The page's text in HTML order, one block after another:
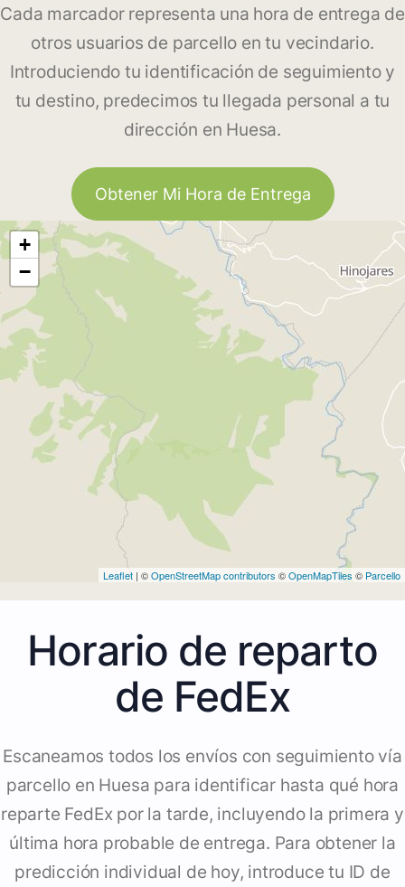
Cada marcador representa una hora de entrega de
otros usuarios de parcello en tu vecindario.
Introduciendo tu identificación de seguimiento y
tu destino, predecimos tu llegada personal a tu
dirección en Huesa.
Obtener Mi Hora de Entrega
+
−
Leaflet | ©OpenStreetMap contributors ©OpenMapTiles © Parcello
Horario de reparto
de FedEx
Escaneamos todos los envíos con seguimiento vía
parcello en Huesa para identificar hasta qué hora
reparte FedEx por la tarde, incluyendo la primera y
última hora probable de entrega. Para obtener la
predicción individual de hoy, introduce tu ID de